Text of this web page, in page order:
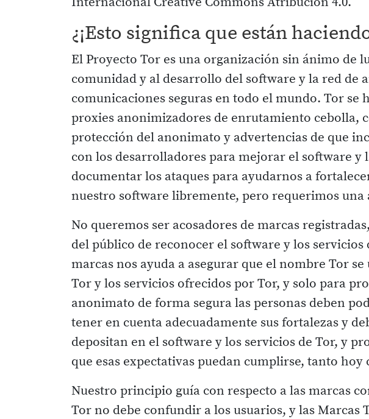
¿¡Esto significa que están
El Proyecto Tor es una organización sin ánimo de
comunidad y al desarrollo del software y la red
comunicaciones seguras en todo el mundo. Tor se
proxies anonimizadores de enrutamiento cebolla,
protección del anonimato y advertencias de que
con los desarrolladores para mejorar el software
documentar los ataques para ayudarnos a
nuestro software libremente, pero requerimos
No queremos ser acosadores de marcas
del público de reconocer el software y los
marcas nos ayuda a asegurar que el nombre Tor
Tor y los servicios ofrecidos por Tor, y solo para
anonimato de forma segura las personas deben
tener en cuenta adecuadamente sus fortalezas y
depositan en el software y los servicios de Tor, y
que esas expectativas puedan cumplirse, tanto
Nuestro principio guía con respecto a las marcas
Tor no debe confundir a los usuarios, y las Marcas